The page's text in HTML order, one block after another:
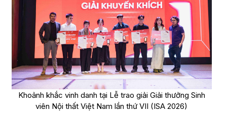
Khoảnh khắc vinh danh tại Lễ trao giải Giải thưởng Sinh
viên Nội thất Việt Nam lần thứ VII (ISA 2026)